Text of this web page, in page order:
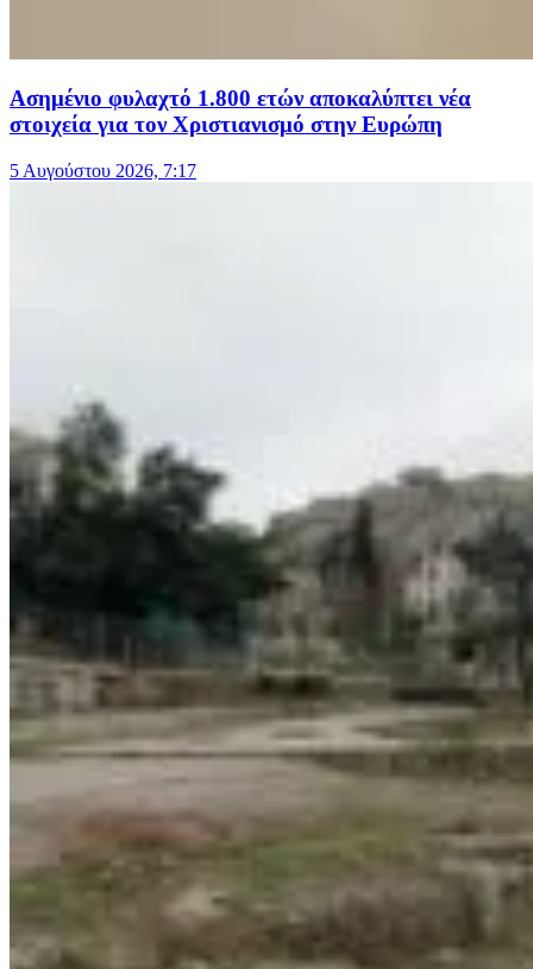
Ασημένιο φυλαχτό 1.800 ετών αποκαλύπτει νέα
στοιχεία για τον Χριστιανισμό στην Ευρώπη
5 Αυγούστου 2026, 7:17